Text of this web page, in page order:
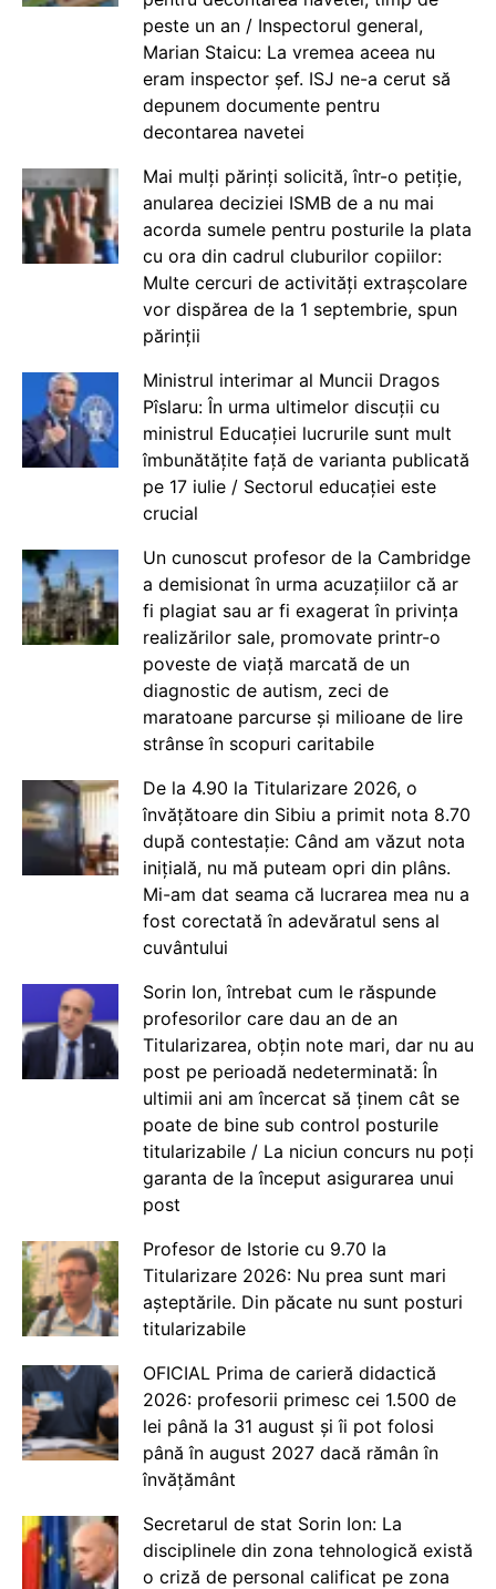
peste un an / Inspectorul general,
Marian Staicu: La vremea aceea nu
eram inspector șef. ISJ ne-a cerut să
depunem documente pentru
decontarea navetei
Mai mulți părinți solicită, într-o petiție,
anularea deciziei ISMB de a nu mai
acorda sumele pentru posturile la plata
cu ora din cadrul cluburilor copiilor:
Multe cercuri de activități extrașcolare
vor dispărea de la 1 septembrie, spun
părinții
Ministrul interimar al Muncii Dragos
Pîslaru: În urma ultimelor discuții cu
ministrul Educației lucrurile sunt mult
îmbunătățite față de varianta publicată
pe 17 iulie / Sectorul educației este
crucial
Un cunoscut profesor de la Cambridge
a demisionat în urma acuzațiilor că ar
fi plagiat sau ar fi exagerat în privința
realizărilor sale, promovate printr-o
poveste de viață marcată de un
diagnostic de autism, zeci de
maratoane parcurse și milioane de lire
strânse în scopuri caritabile
De la 4.90 la Titularizare 2026, o
învățătoare din Sibiu a primit nota 8.70
după contestație: Când am văzut nota
inițială, nu mă puteam opri din plâns.
Mi-am dat seama că lucrarea mea nu a
fost corectată în adevăratul sens al
cuvântului
Sorin Ion, întrebat cum le răspunde
profesorilor care dau an de an
Titularizarea, obțin note mari, dar nu au
post pe perioadă nedeterminată: În
ultimii ani am încercat să ținem cât se
poate de bine sub control posturile
titularizabile / La niciun concurs nu poți
garanta de la început asigurarea unui
post
Profesor de Istorie cu 9.70 la
Titularizare 2026: Nu prea sunt mari
așteptările. Din păcate nu sunt posturi
titularizabile
OFICIAL Prima de carieră didactică
2026: profesorii primesc cei 1.500 de
lei până la 31 august și îi pot folosi
până în august 2027 dacă rămân în
învățământ
Secretarul de stat Sorin Ion: La
disciplinele din zona tehnologică există
o criză de personal calificat pe zona